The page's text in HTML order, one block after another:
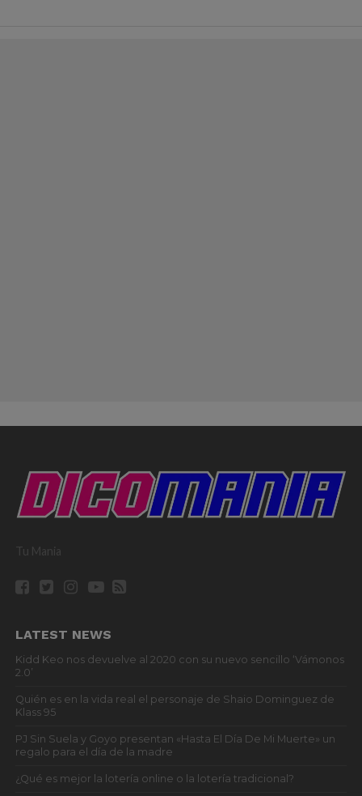
Tu Mania
LATEST NEWS
Kidd Keo nos devuelve al 2020 con su nuevo sencillo ‘Vámonos
2.0’
Quién es en la vida real el personaje de Shaio Dominguez de
Klass 95
PJ Sin Suela y Goyo presentan «Hasta El Día De Mi Muerte» un
regalo para el día de la madre
¿Qué es mejor la lotería online o la lotería tradicional?